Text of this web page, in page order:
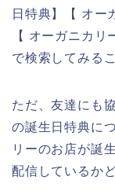
日特典】【 オー
【 オーガニカ
で検索してみる
ただ、友達にも
の誕生日特典に
リーのお店が誕
配信しているか